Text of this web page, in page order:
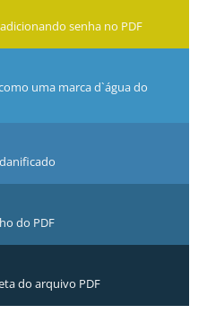
senha no PDF
uma marca d`água do
do PDF
do arquivo PDF